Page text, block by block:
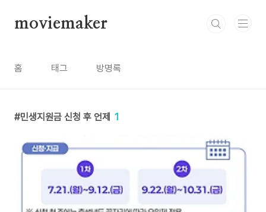
moviemaker
홈 태그 방명록
민생지원금 신청 후 언제 1